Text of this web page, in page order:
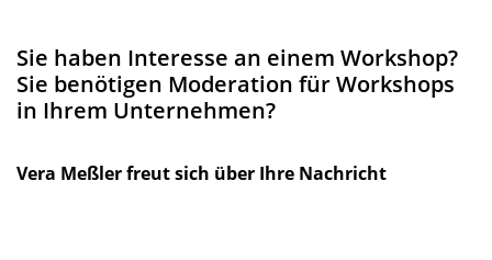
Sie haben Inter­es­se an einem Work­shop?
Sie benö­ti­gen Mode­ra­ti­on für Work­shops
in Ihrem Unternehmen?
Vera Meß­ler freut sich über Ihre Nachricht